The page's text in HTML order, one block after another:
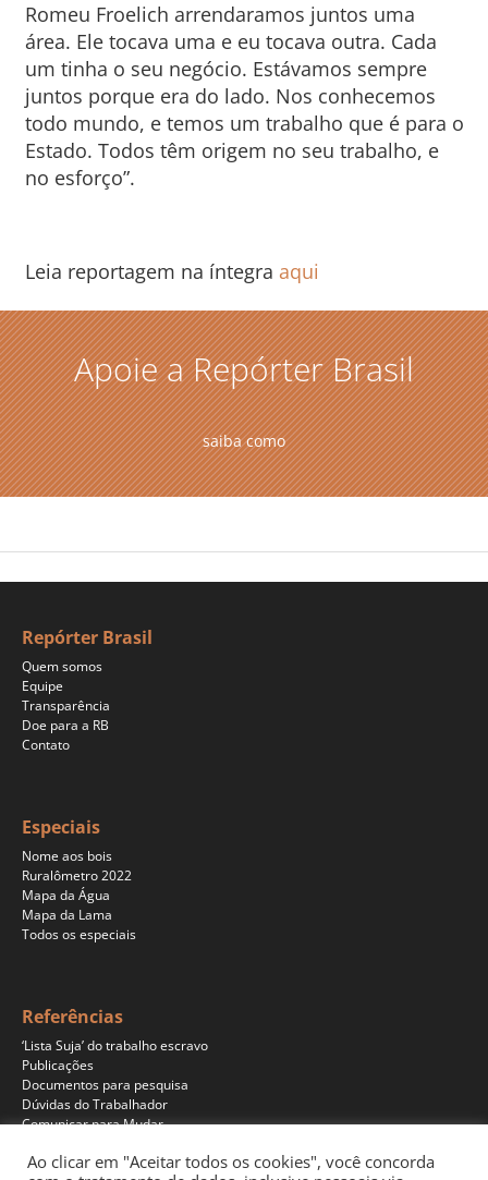
Romeu Froelich arrendaramos juntos uma
área. Ele tocava uma e eu tocava outra. Cada
um tinha o seu negócio. Estávamos sempre
juntos porque era do lado. Nos conhecemos
todo mundo, e temos um trabalho que é para o
Estado. Todos têm origem no seu trabalho, e
no esforço”.
Leia reportagem na íntegra aqui
Apoie a Repórter Brasil
saiba como
Repórter Brasil
Quem somos
Equipe
Transparência
Doe para a RB
Contato
Especiais
Nome aos bois
Ruralômetro 2022
Mapa da Água
Mapa da Lama
Todos os especiais
Referências
‘Lista Suja’ do trabalho escravo
Publicações
Documentos para pesquisa
Dúvidas do Trabalhador
Comunicar para Mudar
Ao clicar em "Aceitar todos os cookies", você concorda